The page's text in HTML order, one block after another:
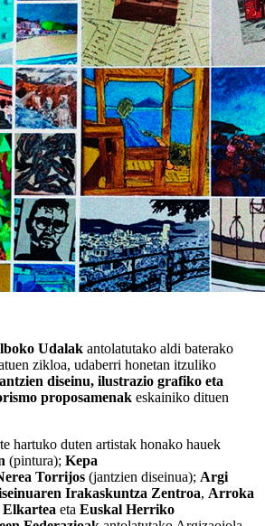
Udalak antolatutako aldi baterako
zikloa, udaberri honetan itzuliko
diseinu, ilustrazio grafiko eta
proposamenak eskainiko dituen
hartuko duten artistak honako hauek
(pintura); Kepa
Torrijos (jantzien diseinua); Argi
Irakaskuntza Zentroa, Arroka
eta Euskal Herriko